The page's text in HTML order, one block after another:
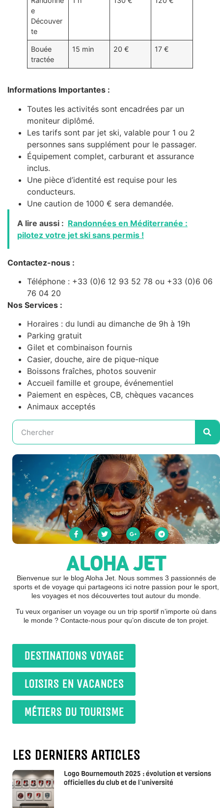
e
Découver
te
Bouée
tractée
15 min 20 € 17 €
Informations Importantes :
Toutes les activités sont encadrées par un
moniteur diplômé.
Les tarifs sont par jet ski, valable pour 1 ou 2
personnes sans supplément pour le passager.
Équipement complet, carburant et assurance
inclus.
Une pièce d’identité est requise pour les
conducteurs.
Une caution de 1000 € sera demandée.
A lire aussi : Randonnées en Méditerranée :
pilotez votre jet ski sans permis !
Contactez-nous :
Téléphone : +33 (0)6 12 93 52 78 ou +33 (0)6 06
76 04 20
Nos Services :
Horaires : du lundi au dimanche de 9h à 19h
Parking gratuit
Gilet et combinaison fournis
Casier, douche, aire de pique-nique
Boissons fraîches, photos souvenir
Accueil famille et groupe, événementiel
Paiement en espèces, CB, chèques vacances
Animaux acceptés
ALOHA JET
Bienvenue sur le blog Aloha Jet. Nous sommes 3 passionnés de
sports et de voyage qui partageons ici notre passion pour le sport,
les voyages et nos découvertes tout autour du monde.
Tu veux organiser un voyage ou un trip sportif n’importe où dans
le monde ? Contacte-nous pour qu’on discute de ton projet.
DESTINATIONS VOYAGE
LOISIRS EN VACANCES
MÉTIERS DU TOURISME
LES DERNIERS ARTICLES
Logo Bournemouth 2025 : évolution et versions
officielles du club et de l’université